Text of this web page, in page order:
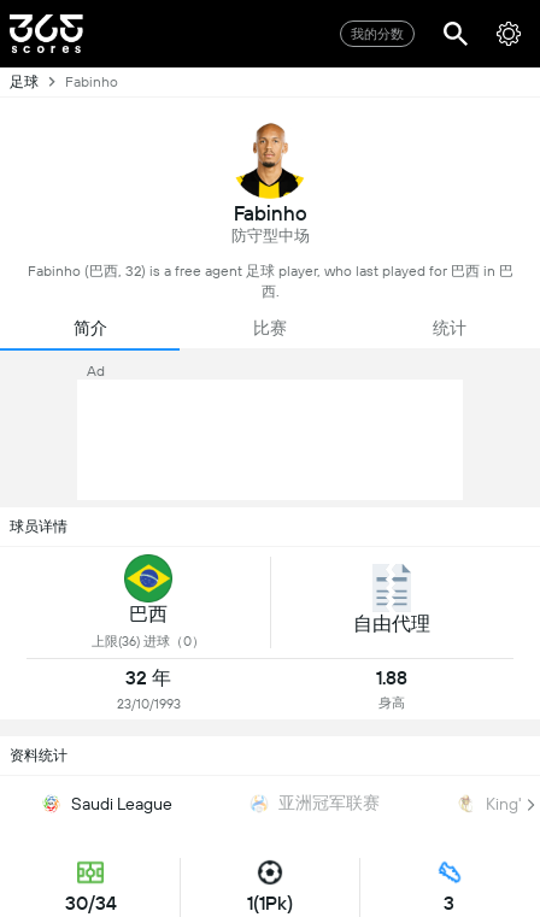
我的分数
足球 Fabinho
Fabinho
防守型中场
Fabinho (巴西, 32) is a free agent 足球 player, who last played for 巴西 in 巴
西.
简介 比赛 统计
Ad
球员详情
巴西
上限(36) 进球（0）
自由代理
32 年
23/10/1993
1.88
身高
资料统计
Saudi League 亚洲冠军联赛 King's
30/34 1(1Pk) 3